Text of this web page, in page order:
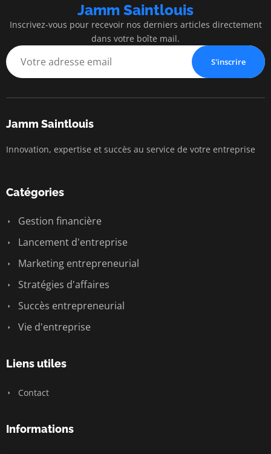
Jamm Saintlouis
Inscrivez-vous pour recevoir nos derniers articles directement
dans votre boîte mail.
S'inscrire
Jamm Saintlouis
Innovation, expertise et succès au service de votre entreprise
Catégories
Gestion financière
Lancement d'entreprise
Marketing entrepreneurial
Stratégies d'affaires
Succès entrepreneurial
Vie d'entreprise
Liens utiles
Contact
Informations